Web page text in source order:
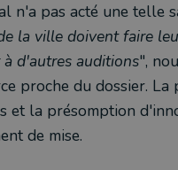
n'a pas acté une telle
la ville doivent faire
à d'autres auditions",
proche du dossier. La
et la présomption
de mise.